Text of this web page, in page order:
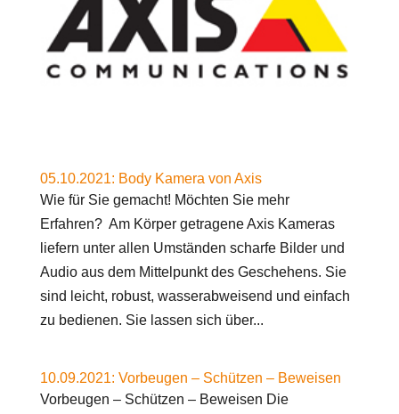
05.10.2021: Body Kamera von Axis
Wie für Sie gemacht! Möchten Sie mehr
Erfahren? Am Körper getragene Axis Kameras
liefern unter allen Umständen scharfe Bilder und
Audio aus dem Mittelpunkt des Geschehens. Sie
sind leicht, robust, wasserabweisend und einfach
zu bedienen. Sie lassen sich über...
10.09.2021: Vorbeugen – Schützen – Beweisen
Vorbeugen – Schützen – Beweisen Die